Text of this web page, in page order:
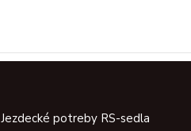
Jezdecké potreby RS-sedla